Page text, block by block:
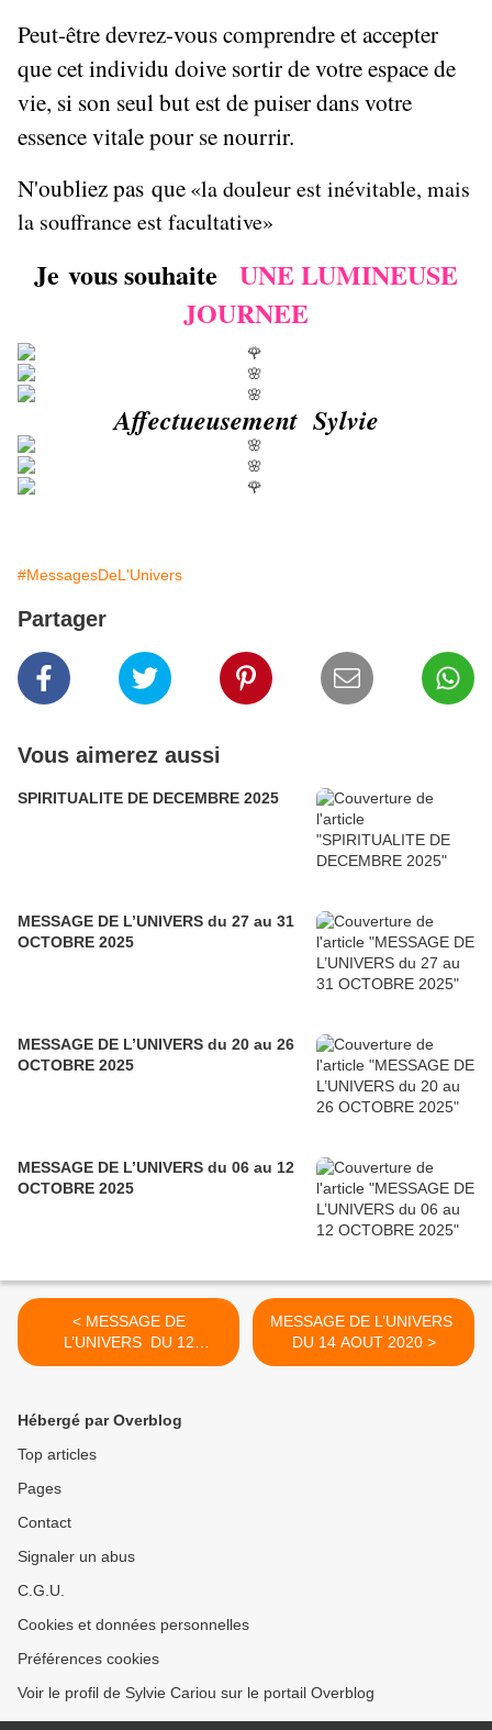
Peut-être devrez-vous comprendre et accepter
que cet individu doive sortir de votre espace de
vie, si son seul but est de puiser dans votre
essence vitale pour se nourrir.
N'oubliez pas que«la douleur est inévitable, mais
la souffrance est facultative»
Je vous souhaite UNE LUMINEUSE
JOURNEE
Affectueusement Sylvie
#MessagesDeL'Univers
Partager
Vous aimerez aussi
SPIRITUALITE DE DECEMBRE 2025
MESSAGE DE L’UNIVERS du 27 au 31
OCTOBRE 2025
MESSAGE DE L’UNIVERS du 20 au 26
OCTOBRE 2025
MESSAGE DE L’UNIVERS du 06 au 12
OCTOBRE 2025
< MESSAGE DE
L’UNIVERS DU 12
AOUT 2020
MESSAGE DE L’UNIVERS
DU 14 AOUT 2020 >
Hébergé par Overblog
Top articles
Pages
Contact
Signaler un abus
C.G.U.
Cookies et données personnelles
Préférences cookies
Voir le profil de Sylvie Cariou sur le portail Overblog